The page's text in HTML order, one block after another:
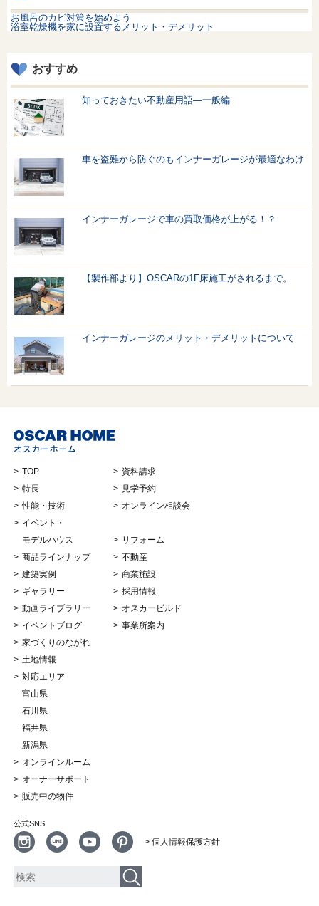
お風呂のカビ対策を始めよう
浴室乾燥機を家に設置するメリット・デメリット
おすすめ
知っておきたい不動産用語—一般編
車を盗難から防ぐのもインナーガレージが最適なわけ
インナーガレージで車の買取価格が上がる！？
【製作部より】OSCARの1F床施工がされるまで。
インナーガレージのメリット・デメリットについて
TOP
特長
性能・技術
イベント・
モデルハウス
商品ラインナップ
建築実例
ギャラリー
動画ライブラリー
イベントブログ
家づくりのながれ
土地情報
対応エリア
富山県
石川県
福井県
新潟県
オンラインルーム
オーナーサポート
販売中の物件
資料請求
見学予約
オンライン相談会
リフォーム
不動産
商業施設
採用情報
オスカービルド
事業所案内
公式SNS
> 個人情報保護方針